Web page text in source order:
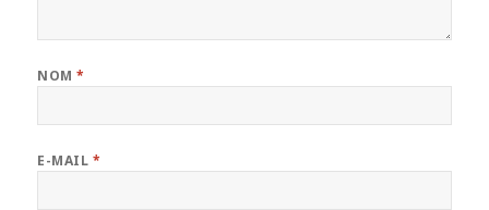
NOM*
E-MAIL *